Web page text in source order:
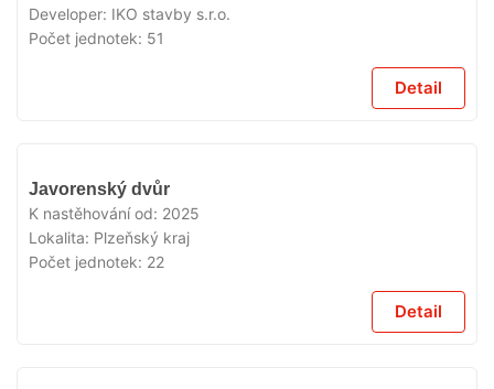
Developer: IKO stavby s.r.o.
Počet jednotek: 51
Detail
Javorenský dvůr
K nastěhování od: 2025
Lokalita: Plzeňský kraj
Počet jednotek: 22
Detail